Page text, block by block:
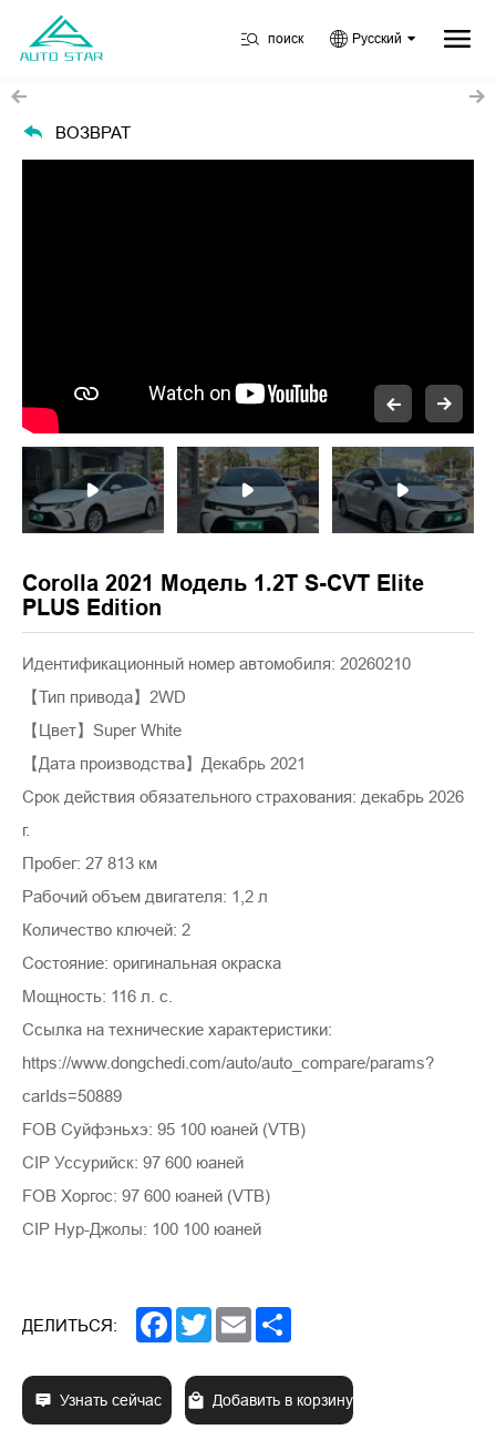
поиск Русский
ВОЗВРАТ
Corolla 2021 Модель 1.2T S-CVT Elite
PLUS Edition
Идентификационный номер автомобиля: 20260210
【Тип привода】2WD
【Цвет】Super White
【Дата производства】Декабрь 2021
Срок действия обязательного страхования: декабрь 2026
г.
Пробег: 27 813 км
Рабочий объем двигателя: 1,2 л
Количество ключей: 2
Состояние: оригинальная окраска
Мощность: 116 л. с.
Ссылка на технические характеристики:
https://www.dongchedi.com/auto/auto_compare/params?
carIds=50889
FOB Суйфэньхэ: 95 100 юаней (VTB)
CIP Уссурийск: 97 600 юаней
FOB Хоргос: 97 600 юаней (VTB)
CIP Нур-Джолы: 100 100 юаней
ДЕЛИТЬСЯ: Facebook
TwitterEmail
Узнать сейчас Добавить в корзину